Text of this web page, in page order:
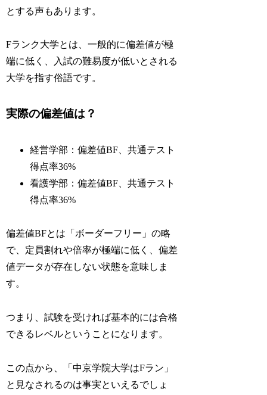
とする声もあります。
Fランク大学とは、一般的に偏差値が極
端に低く、入試の難易度が低いとされる
大学を指す俗語です。
実際の偏差値は？
経営学部：偏差値BF、共通テスト
得点率36%
看護学部：偏差値BF、共通テスト
得点率36%
偏差値BFとは「ボーダーフリー」の略
で、定員割れや倍率が極端に低く、偏差
値データが存在しない状態を意味しま
す。
つまり、試験を受ければ基本的には合格
できるレベルということになります。
この点から、「中京学院大学はFラン」
と見なされるのは事実といえるでしょ